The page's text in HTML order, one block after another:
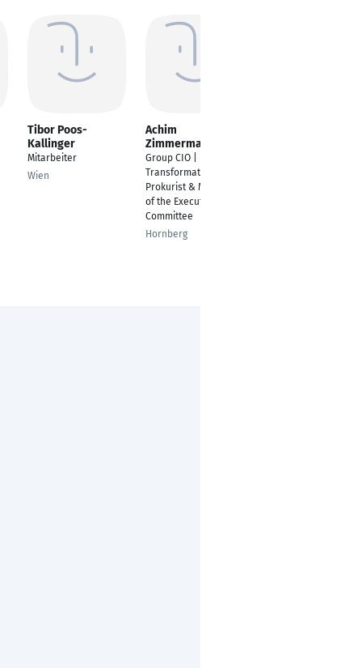
Tibor Poos-
Kallinger
Mitarbeiter
Wien
Achim
Zimmermann
Group CIO | IT-
Transformation |
Prokurist & Member
of the Executive
Committee
Hornberg